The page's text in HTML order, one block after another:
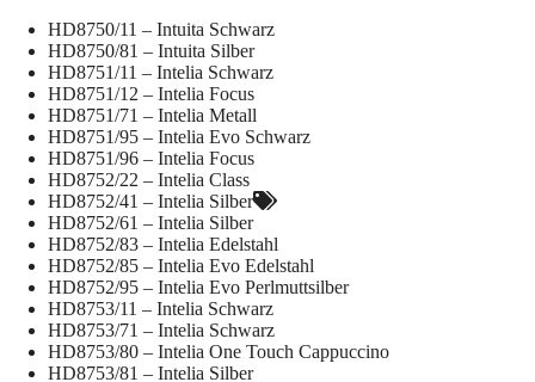
HD8750/11 – Intuita Schwarz
HD8750/81 – Intuita Silber
HD8751/11 – Intelia Schwarz
HD8751/12 – Intelia Focus
HD8751/71 – Intelia Metall
HD8751/95 – Intelia Evo Schwarz
HD8751/96 – Intelia Focus
HD8752/22 – Intelia Class
HD8752/41 – Intelia Silber
HD8752/61 – Intelia Silber
HD8752/83 – Intelia Edelstahl
HD8752/85 – Intelia Evo Edelstahl
HD8752/95 – Intelia Evo Perlmuttsilber
HD8753/11 – Intelia Schwarz
HD8753/71 – Intelia Schwarz
HD8753/80 – Intelia One Touch Cappuccino
HD8753/81 – Intelia Silber